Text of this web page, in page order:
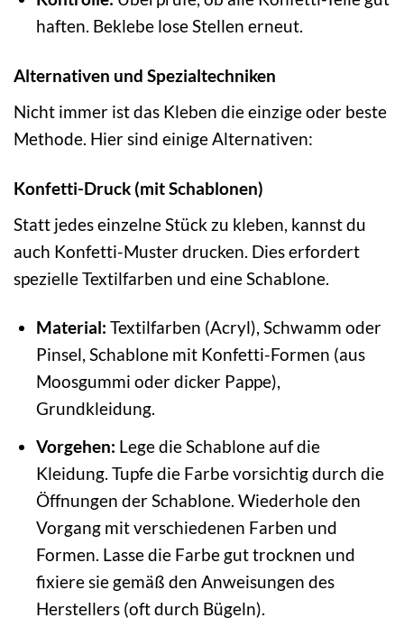
haften. Beklebe lose Stellen erneut.
Alternativen und Spezialtechniken
Nicht immer ist das Kleben die einzige oder beste
Methode. Hier sind einige Alternativen:
Konfetti-Druck (mit Schablonen)
Statt jedes einzelne Stück zu kleben, kannst du
auch Konfetti-Muster drucken. Dies erfordert
spezielle Textilfarben und eine Schablone.
Material: Textilfarben (Acryl), Schwamm oder
Pinsel, Schablone mit Konfetti-Formen (aus
Moosgummi oder dicker Pappe),
Grundkleidung.
Vorgehen: Lege die Schablone auf die
Kleidung. Tupfe die Farbe vorsichtig durch die
Öffnungen der Schablone. Wiederhole den
Vorgang mit verschiedenen Farben und
Formen. Lasse die Farbe gut trocknen und
fixiere sie gemäß den Anweisungen des
Herstellers (oft durch Bügeln).